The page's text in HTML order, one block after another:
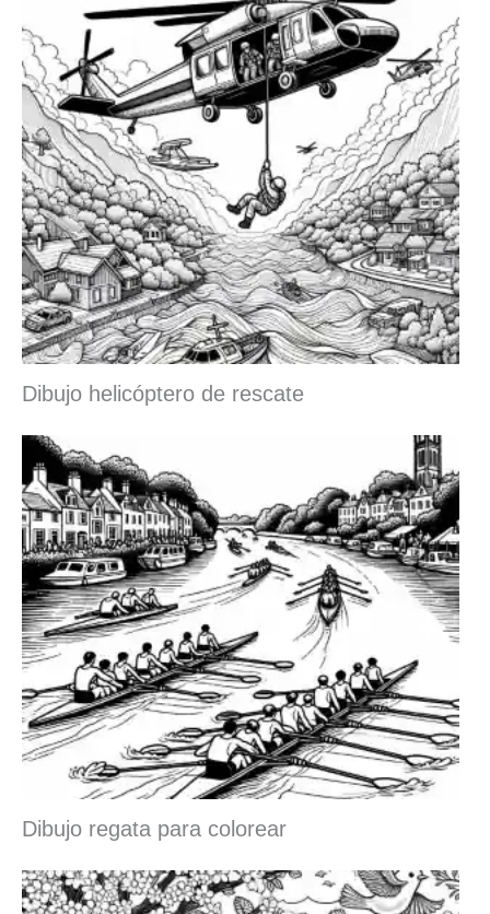
Dibujo helicóptero de rescate
Dibujo regata para colorear